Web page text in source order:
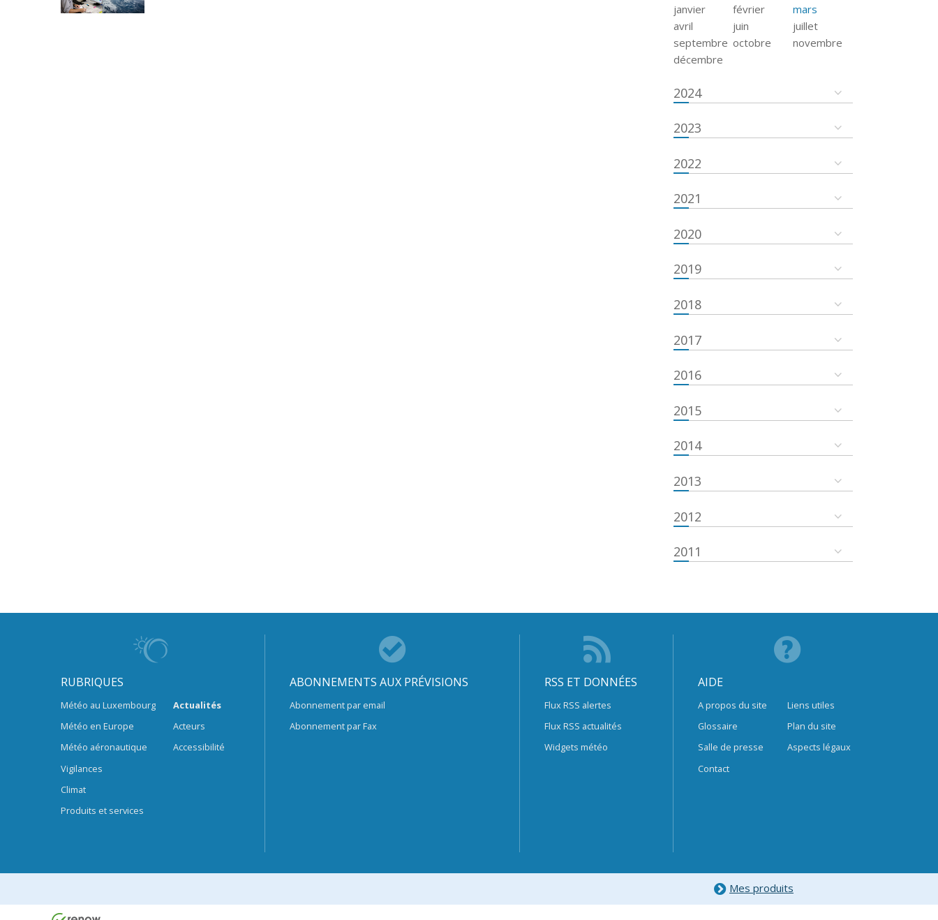
janvier février
mars
avril
juin
juillet
septembre octobre
novembre
décembre
2024
2023
2022
2021
2020
2019
2018
2017
2016
2015
2014
2013
2012
2011
RUBRIQUES
Météo au Luxembourg
Météo en Europe
Météo aéronautique
Vigilances
Climat
Produits et services
Actualités
Acteurs
Accessibilité
ABONNEMENTS AUX PRÉVISIONS
Abonnement par email
Abonnement par Fax
RSS ET DONNÉES
Flux RSS alertes
Flux RSS actualités
Widgets météo
AIDE
A propos du site
Glossaire
Salle de presse
Contact
Liens utiles
Plan du site
Aspects légaux
Mes produits